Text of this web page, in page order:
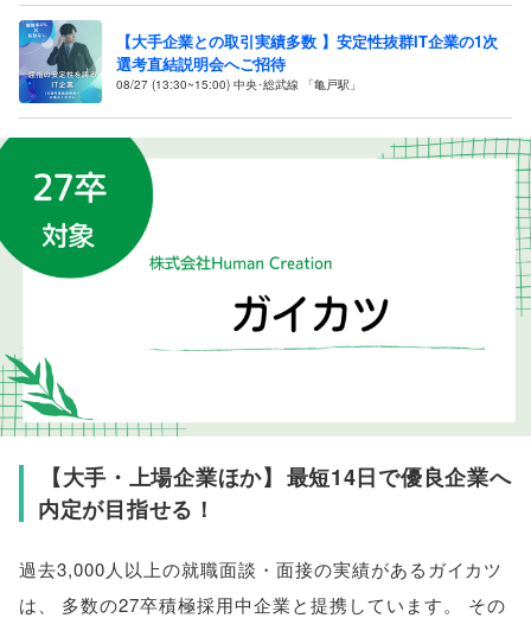
【大手企業との取引実績多数 】安定性抜群IT企業の1次
選考直結説明会へご招待
08/27 (13:30~15:00) 中央･総武線 「亀戸駅」
【大手・上場企業ほか】 最短14日で優良企業へ
内定が目指せる！
過去3,000人以上の就職面談・面接の実績があるガイカツ
は
多数の27卒積極採用中企業と提携しています。
その